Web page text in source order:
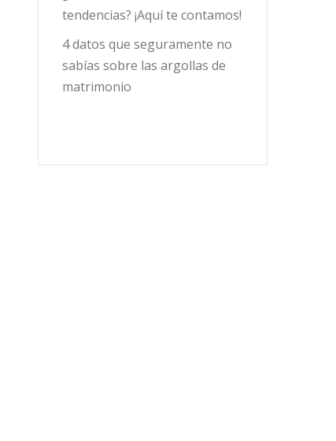
tendencias? ¡Aquí te contamos!
4 datos que seguramente no
sabías sobre las argollas de
matrimonio